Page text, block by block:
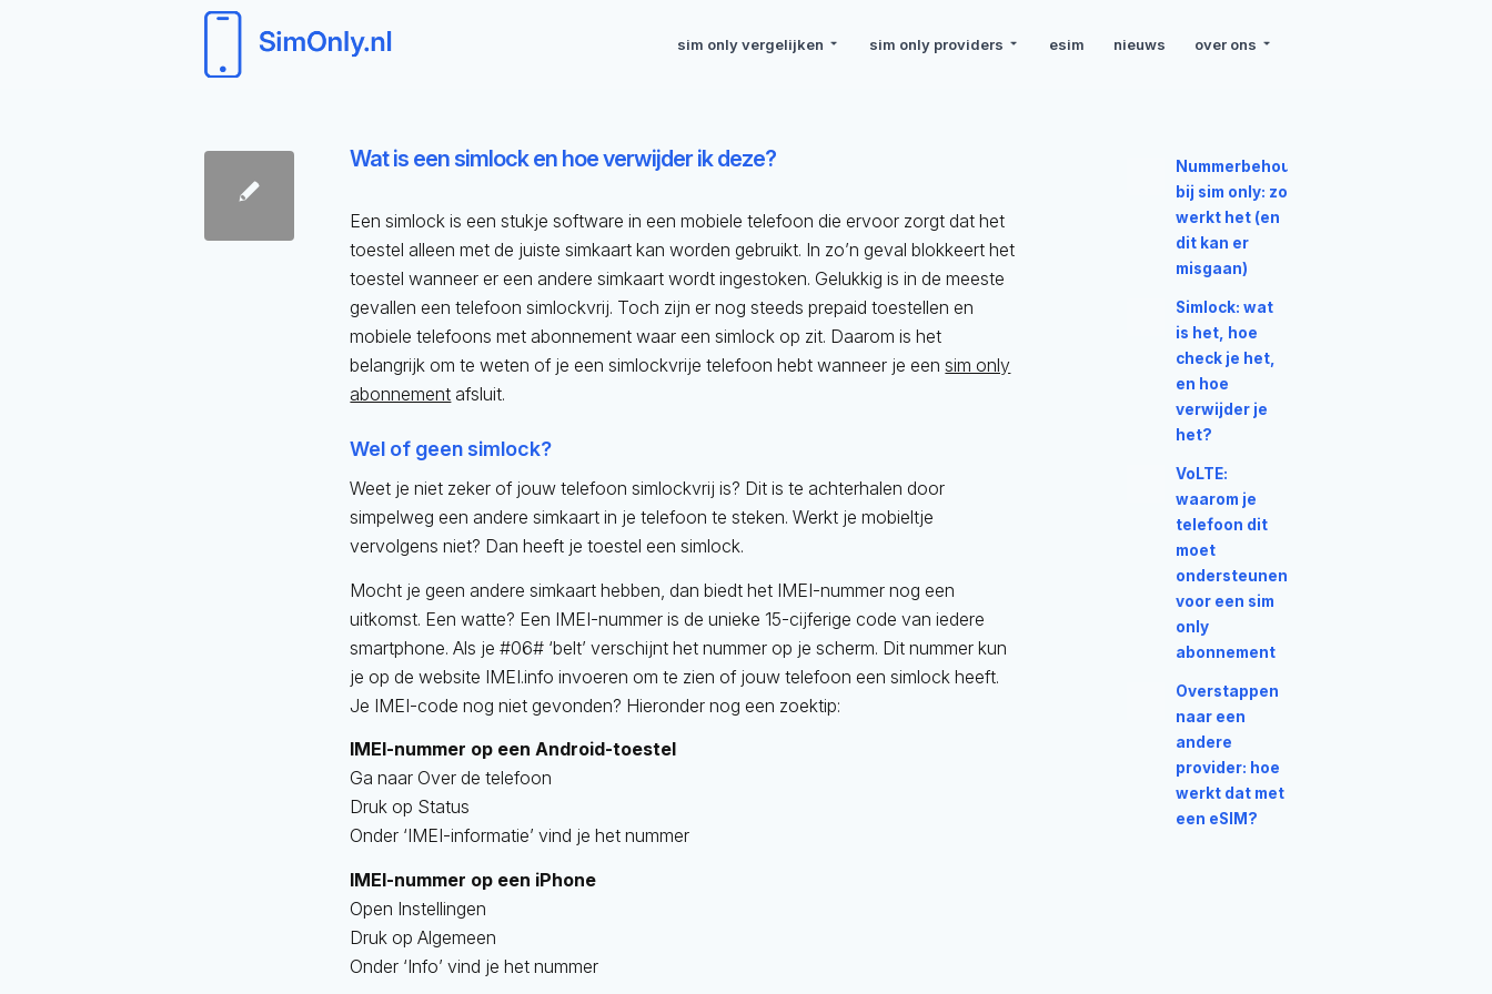
sim only vergelijken sim only providers esim nieuws over ons
Wat is een simlock en hoe verwijder ik deze?
Een simlock is een stukje software in een mobiele telefoon die ervoor zorgt dat het
toestel alleen met de juiste simkaart kan worden gebruikt. In zo’n geval blokkeert het
toestel wanneer er een andere simkaart wordt ingestoken. Gelukkig is in de meeste
gevallen een telefoon simlockvrij. Toch zijn er nog steeds prepaid toestellen en
mobiele telefoons met abonnement waar een simlock op zit. Daarom is het
belangrijk om te weten of je een simlockvrije telefoon hebt wanneer je eensim only
abonnement afsluit.
Wel of geen simlock?
Weet je niet zeker of jouw telefoon simlockvrij is? Dit is te achterhalen door
simpelweg een andere simkaart in je telefoon te steken. Werkt je mobieltje
vervolgens niet? Dan heeft je toestel een simlock.
Mocht je geen andere simkaart hebben, dan biedt het IMEI-nummer nog een
uitkomst. Een watte? Een IMEI-nummer is de unieke 15-cijferige code van iedere
smartphone. Als je #06# ‘belt’ verschijnt het nummer op je scherm. Dit nummer kun
je op de website IMEI.info invoeren om te zien of jouw telefoon een simlock heeft.
Je IMEI-code nog niet gevonden? Hieronder nog een zoektip:
IMEI-nummer op een Android-toestel
Ga naar Over de telefoon
Druk op Status
Onder ‘IMEI-informatie’ vind je het nummer
IMEI-nummer op een iPhone
Open Instellingen
Druk op Algemeen
Onder ‘Info’ vind je het nummer
Nummerbehoud
bij sim only: zo
werkt het (en
dit kan er
misgaan)
Simlock: wat
is het, hoe
check je het,
en hoe
verwijder je
het?
VoLTE:
waarom je
telefoon dit
moet
ondersteunen
voor een sim
only
abonnement
Overstappen
naar een
andere
provider: hoe
werkt dat met
een eSIM?